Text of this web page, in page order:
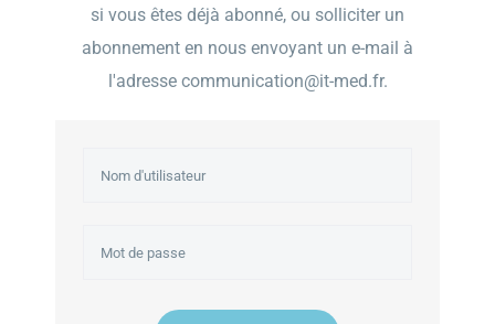
si vous êtes déjà abonné, ou solliciter un
abonnement en nous envoyant un e-mail à
l'adresse communication@it-med.fr.